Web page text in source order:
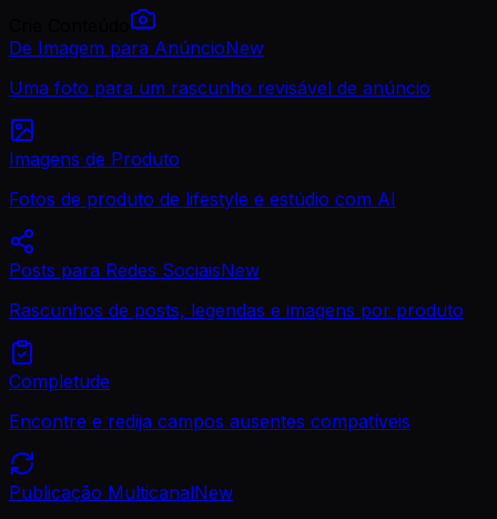
De Imagem para AnúncioNew
Uma foto para um rascunho revisável de anúncio
Imagens de Produto
Fotos de produto de lifestyle e estúdio com AI
Posts para Redes SociaisNew
Rascunhos de posts, legendas e imagens por produto
Completude
Encontre e redija campos ausentes compatíveis
Publicação MulticanalNew